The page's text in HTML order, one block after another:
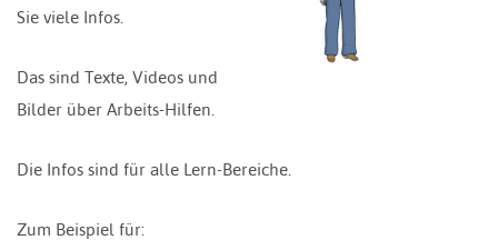
Sie viele Infos.
Das sind Texte, Videos und
Bilder über Arbeits-Hilfen.
Die Infos sind für alle Lern-Bereiche.
Zum Beispiel für: